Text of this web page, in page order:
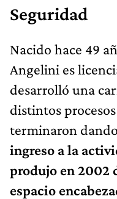
Seguridad
Nacido hace 49
Angelini es
desarrolló una
distintos
terminaron
ingreso a la
produjo en 2002
espacio